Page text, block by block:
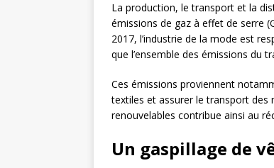
La production, le transport et la
émissions de gaz à effet de serre
2017, l’industrie de la mode est
que l’ensemble des émissions du
Ces émissions proviennent
textiles et assurer le transport des
renouvelables contribue ainsi au
Un gaspillage de